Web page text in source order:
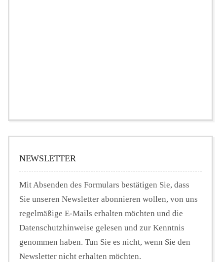
NEWSLETTER
Mit Absenden des Formulars bestätigen Sie, dass
Sie unseren Newsletter abonnieren wollen, von uns
regelmäßige E-Mails erhalten möchten und die
Datenschutzhinweise gelesen und zur Kenntnis
genommen haben. Tun Sie es nicht, wenn Sie den
Newsletter nicht erhalten möchten.